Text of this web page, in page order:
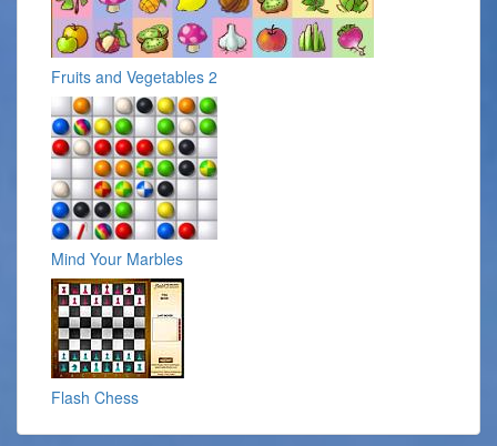
Fruits and Vegetables 2
Mind Your Marbles
Flash Chess